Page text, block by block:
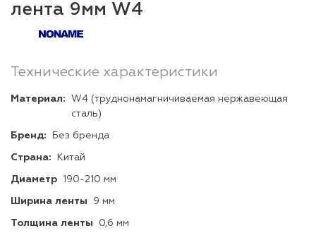
лента 9мм W4
Технические характеристики
Материал:
W4 (труднонамагничиваемая нержавеющая
сталь)
Бренд: Без бренда
Страна: Китай
Диаметр 190-210 мм
Ширина ленты 9 мм
Толщина ленты 0,6 мм